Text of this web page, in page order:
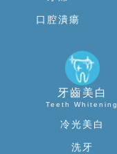
口腔潰瘍
牙齒美白
Teeth Whitening
冷光美白
洗牙